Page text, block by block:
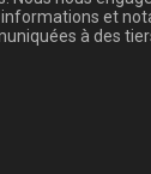
et
à des